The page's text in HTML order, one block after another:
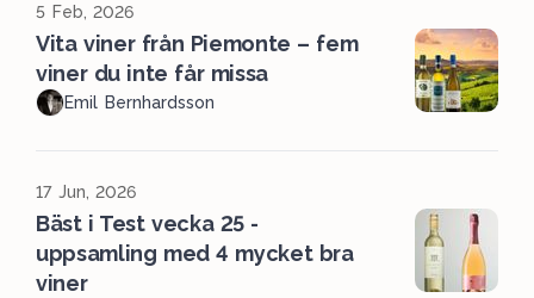
5 Feb, 2026
Vita viner från Piemonte – fem
viner du inte får missa
Emil Bernhardsson
17 Jun, 2026
Bäst i Test vecka 25 -
uppsamling med 4 mycket bra
viner